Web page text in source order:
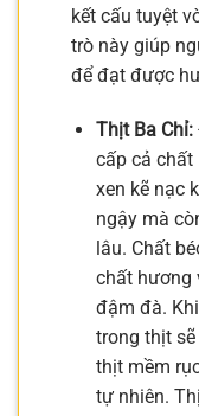
kết cấu tuyệt
trò này giúp
để đạt được
Thịt Ba Chỉ:
cấp cả chất
xen kẽ nạc
ngậy mà
lâu. Chất
chất hương
đậm đà.
trong thịt
thịt mềm
tự nhiên.